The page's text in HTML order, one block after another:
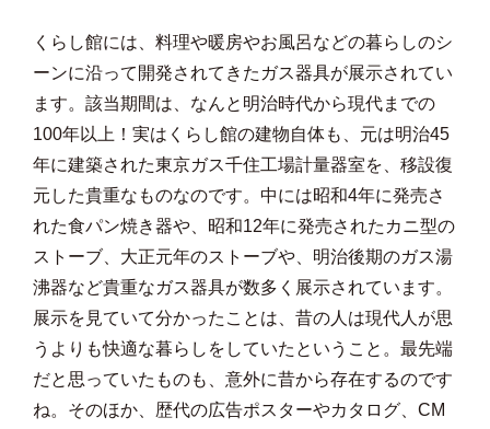
くらし館には、料理や暖房やお風呂などの暮らしのシ
ーンに沿って開発されてきたガス器具が展示されてい
ます。該当期間は、なんと明治時代から現代までの
100年以上！実はくらし館の建物自体も、元は明治45
年に建築された東京ガス千住工場計量器室を、移設復
元した貴重なものなのです。中には昭和4年に発売さ
れた食パン焼き器や、昭和12年に発売されたカニ型の
ストーブ、大正元年のストーブや、明治後期のガス湯
沸器など貴重なガス器具が数多く展示されています。
展示を見ていて分かったことは、昔の人は現代人が思
うよりも快適な暮らしをしていたということ。最先端
だと思っていたものも、意外に昔から存在するのです
ね。そのほか、歴代の広告ポスターやカタログ、CM